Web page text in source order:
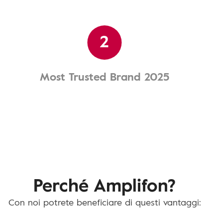
2
Most Trusted Brand 2025
Perché Amplifon?
Con noi potrete beneficiare di questi vantaggi: